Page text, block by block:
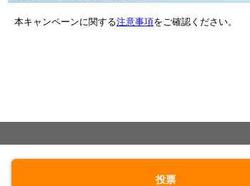
本キャンペーンに関する注意事項をご確認ください。
投票